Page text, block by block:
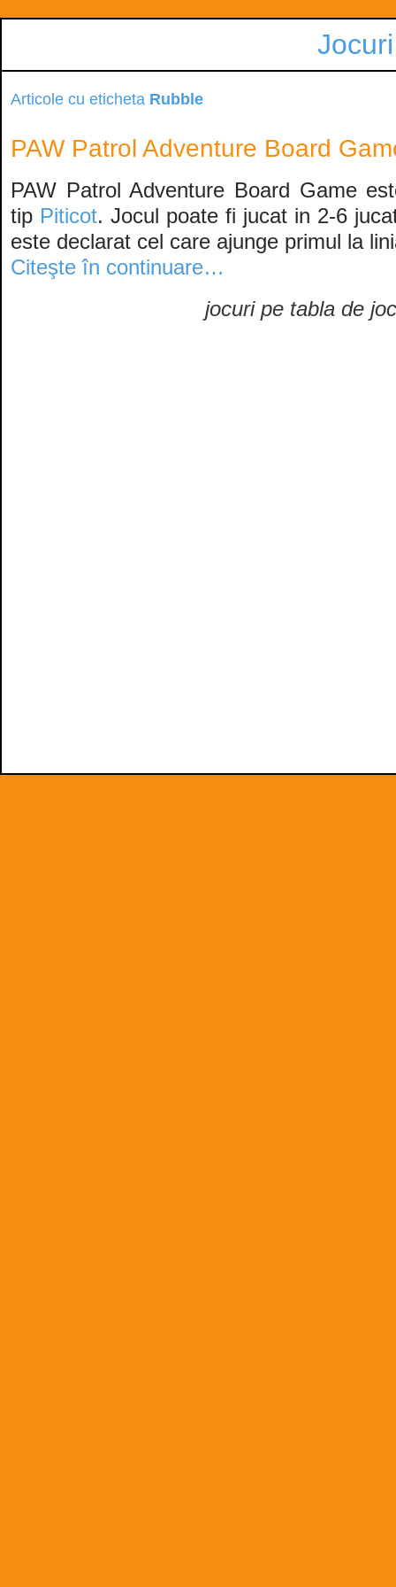
Articole cu eticheta Rubble
PAW Patrol Adventure Board
PAW Patrol Adventure Board Game
tip Piticot. Jocul poate fi jucat in 2-6
este declarat cel care ajunge primul la
Citeşte în continuare…
jocuri pe tabla de joc